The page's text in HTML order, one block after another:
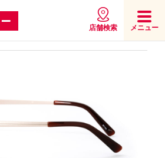
店舗検索 メニュー